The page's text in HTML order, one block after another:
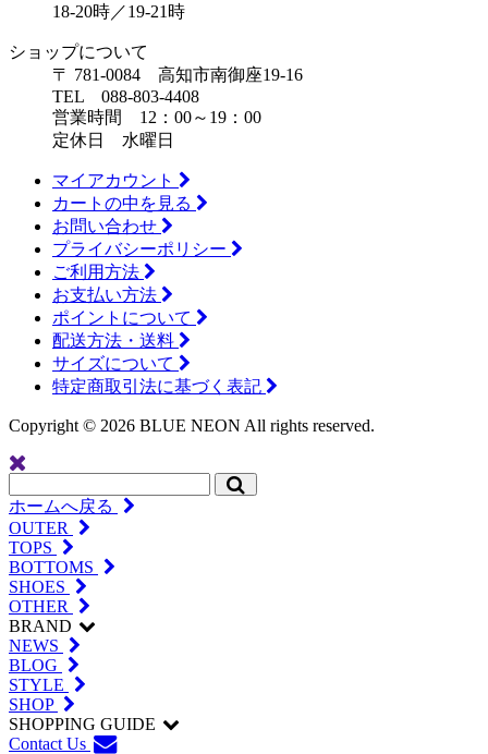
18-20時／19-21時
ショップについて
〒 781-0084 高知市南御座19-16
TEL 088-803-4408
営業時間 12：00～19：00
定休日 水曜日
マイアカウント
カートの中を見る
お問い合わせ
プライバシーポリシー
ご利用方法
お支払い方法
ポイントについて
配送方法・送料
サイズについて
特定商取引法に基づく表記
Copyright © 2026 BLUE NEON All rights reserved.
ホームへ戻る
OUTER
TOPS
BOTTOMS
SHOES
OTHER
BRAND
NEWS
BLOG
STYLE
SHOP
SHOPPING GUIDE
Contact Us